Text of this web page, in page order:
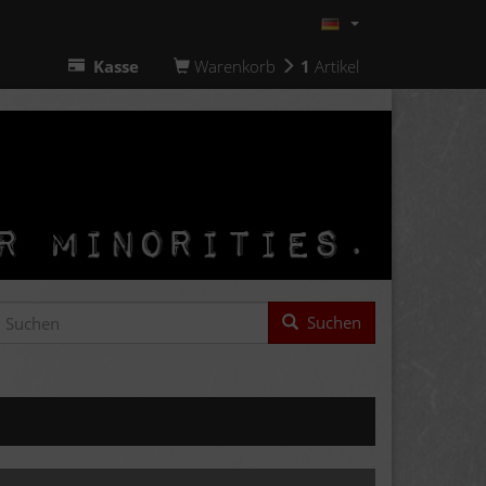
Kasse Warenkorb 1 Artikel
Suchen